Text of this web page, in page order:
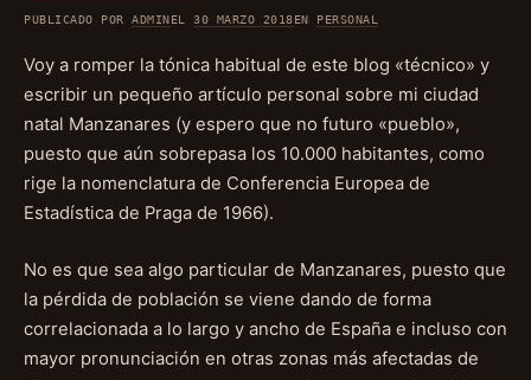
PUBLICADO PORADMINEL30 MARZO 2018EN PERSONAL
Voy a romper la tónica habitual de este blog «técnico» y
escribir un pequeño artículo personal sobre mi ciudad
natal Manzanares (y espero que no futuro «pueblo»,
puesto que aún sobrepasa los 10.000 habitantes, como
rige la nomenclatura de Conferencia Europea de
Estadística de Praga de 1966).
No es que sea algo particular de Manzanares, puesto que
la pérdida de población se viene dando de forma
correlacionada a lo largo y ancho de España e incluso con
mayor pronunciación en otras zonas más afectadas de